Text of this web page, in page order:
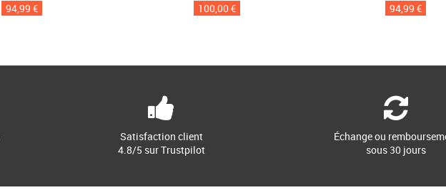
94,99 € 100,00 € 94,99 €
Satisfaction client
4.8/5 sur Trustpilot
Échange ou
sous 30 jours